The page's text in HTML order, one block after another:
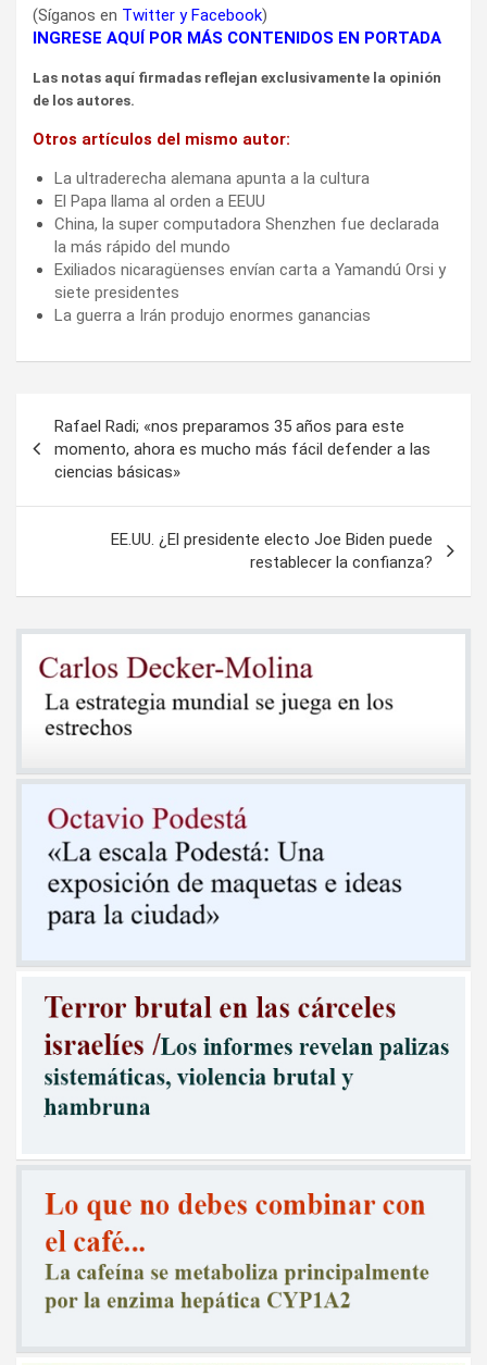
(Síganos en Twitter yFacebook)
INGRESE AQUÍ POR MÁS CONTENIDOS EN PORTADA
Las notas aquí firmadas reflejan exclusivamente la opinión
de los autores.
Otros artículos del mismo autor:
La ultraderecha alemana apunta a la cultura
El Papa llama al orden a EEUU
China, la super computadora Shenzhen fue declarada
la más rápido del mundo
Exiliados nicaragüenses envían carta a Yamandú Orsi y
siete presidentes
La guerra a Irán produjo enormes ganancias
de
entradas
Rafael Radi; «nos preparamos 35 años para este
momento, ahora es mucho más fácil defender a las
ciencias básicas»
EE.UU. ¿El presidente electo Joe Biden puede
restablecer la confianza?